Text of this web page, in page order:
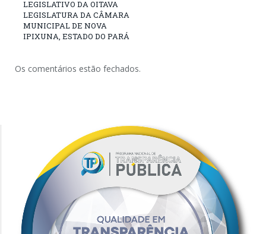
LEGISLATIVO DA OITAVA
LEGISLATURA DA CÂMARA
MUNICIPAL DE NOVA
IPIXUNA, ESTADO DO PARÁ
Os comentários estão fechados.